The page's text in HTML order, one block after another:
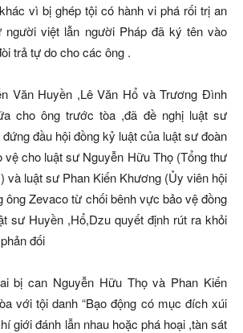
vì bị ghép tội có hành vi phá rối trị an
người việt lẫn người Pháp đã ký tên vào
trả tự do cho các ông .
Văn Huyền ,Lê Văn Hổ và Trương Đình
cho ông trước tòa ,đã đề nghị luật sư
đầu hội đồng kỷ luật của luật sư đoàn
vệ cho luật sư Nguyễn Hữu Thọ (Tổng thư
và luật sư Phan Kiến Khương (Ủy viên hội
ông Zevaco từ chối bênh vực bảo vệ đồng
sư Huyền ,Hổ,Dzu quyết định rút ra khỏi
đối
bị can Nguyễn Hữu Thọ và Phan Kiến
với tội danh “Bạo động có mục đích xúi
giới đánh lẫn nhau hoặc phá hoại ,tàn sát